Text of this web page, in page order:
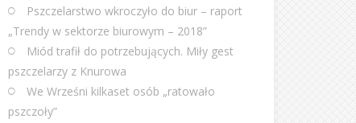
Pszczelarstwo wkroczyło do biur – raport
„Trendy w sektorze biurowym – 2018”
Miód trafił do potrzebujących. Miły gest
pszczelarzy z Knurowa
We Wrześni kilkaset osób „ratowało
pszczoły”